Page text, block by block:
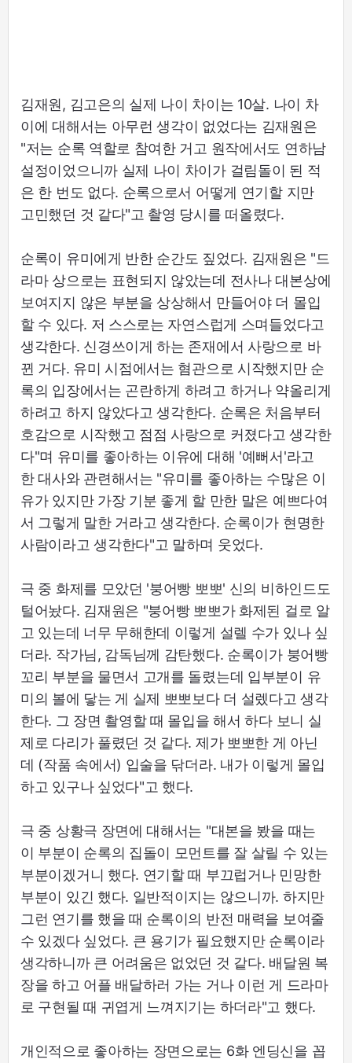
김재원, 김고은의 실제 나이 차이는 10살. 나이 차
이에 대해서는 아무런 생각이 없었다는 김재원은
"저는 순록 역할로 참여한 거고 원작에서도 연하남
설정이었으니까 실제 나이 차이가 걸림돌이 된 적
은 한 번도 없다. 순록으로서 어떻게 연기할 지만
고민했던 것 같다"고 촬영 당시를 떠올렸다.
순록이 유미에게 반한 순간도 짚었다. 김재원은 "드
라마 상으로는 표현되지 않았는데 전사나 대본상에
보여지지 않은 부분을 상상해서 만들어야 더 몰입
할 수 있다. 저 스스로는 자연스럽게 스며들었다고
생각한다. 신경쓰이게 하는 존재에서 사랑으로 바
뀐 거다. 유미 시점에서는 혐관으로 시작했지만 순
록의 입장에서는 곤란하게 하려고 하거나 약올리게
하려고 하지 않았다고 생각한다. 순록은 처음부터
호감으로 시작했고 점점 사랑으로 커졌다고 생각한
다"며 유미를 좋아하는 이유에 대해 '예뻐서'라고
한 대사와 관련해서는 "유미를 좋아하는 수많은 이
유가 있지만 가장 기분 좋게 할 만한 말은 예쁘다여
서 그렇게 말한 거라고 생각한다. 순록이가 현명한
사람이라고 생각한다"고 말하며 웃었다.
극 중 화제를 모았던 '붕어빵 뽀뽀' 신의 비하인드도
털어놨다. 김재원은 "붕어빵 뽀뽀가 화제된 걸로 알
고 있는데 너무 무해한데 이렇게 설렐 수가 있나 싶
더라. 작가님, 감독님께 감탄했다. 순록이가 붕어빵
꼬리 부분을 물면서 고개를 돌렸는데 입부분이 유
미의 볼에 닿는 게 실제 뽀뽀보다 더 설렜다고 생각
한다. 그 장면 촬영할 때 몰입을 해서 하다 보니 실
제로 다리가 풀렸던 것 같다. 제가 뽀뽀한 게 아닌
데 (작품 속에서) 입술을 닦더라. 내가 이렇게 몰입
하고 있구나 싶었다"고 했다.
극 중 상황극 장면에 대해서는 "대본을 봤을 때는
이 부분이 순록의 집돌이 모먼트를 잘 살릴 수 있는
부분이겠거니 했다. 연기할 때 부끄럽거나 민망한
부분이 있긴 했다. 일반적이지는 않으니까. 하지만
그런 연기를 했을 때 순록이의 반전 매력을 보여줄
수 있겠다 싶었다. 큰 용기가 필요했지만 순록이라
생각하니까 큰 어려움은 없었던 것 같다. 배달원 복
장을 하고 어플 배달하러 가는 거나 이런 게 드라마
로 구현될 때 귀엽게 느껴지기는 하더라"고 했다.
개인적으로 좋아하는 장면으로는 6화 엔딩신을 꼽